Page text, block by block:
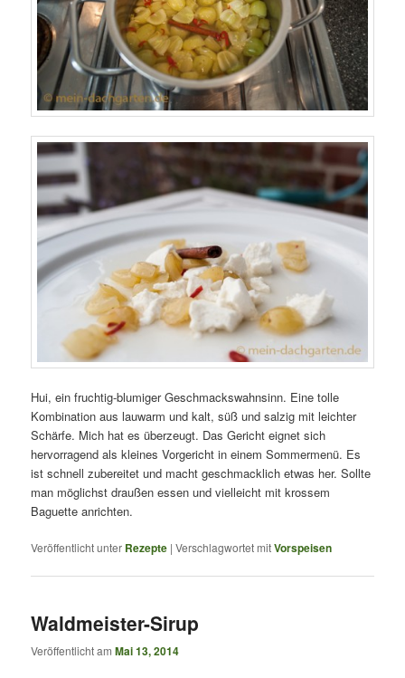
Hui, ein fruchtig-blumiger Geschmackswahnsinn. Eine tolle
Kombination aus lauwarm und kalt, süß und salzig mit leichter
Schärfe. Mich hat es überzeugt. Das Gericht eignet sich
hervorragend als kleines Vorgericht in einem Sommermenü. Es
ist schnell zubereitet und macht geschmacklich etwas her. Sollte
man möglichst draußen essen und vielleicht mit krossem
Baguette anrichten.
Veröffentlicht unter Rezepte |Verschlagwortet mitVorspeisen
Waldmeister-Sirup
Veröffentlicht amMai 13, 2014